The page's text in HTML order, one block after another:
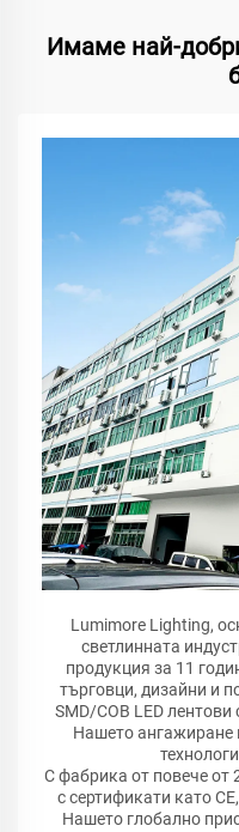
Имаме най-
Lumimore Lighting,
светлинната
продукция за 11
търговци, дизайни и
SMD/COB LED
Нашето ангажиране
С фабрика от повече от
с сертификати като
Нашето глобално